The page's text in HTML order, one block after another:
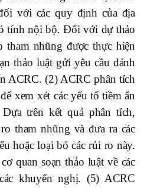
với các quy định của địa
tính nội bộ. Đối với dự thảo
tham nhũng được thực hiện
thảo luật gửi yêu cầu đánh
ACRC. (2) ACRC phân tích
xem xét các yếu tố tiềm ẩn
trên kết quả phân tích,
tham nhũng và đưa ra các
hoặc loại bỏ các rủi ro này.
quan soạn thảo luật về các
khuyến nghị. (5) ACRC